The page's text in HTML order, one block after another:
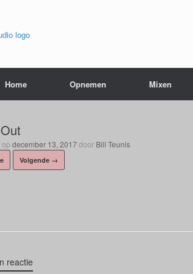
Home Opnemen Mixen
op december 13, 2017door Bill Teunis
Volgende →
reactie